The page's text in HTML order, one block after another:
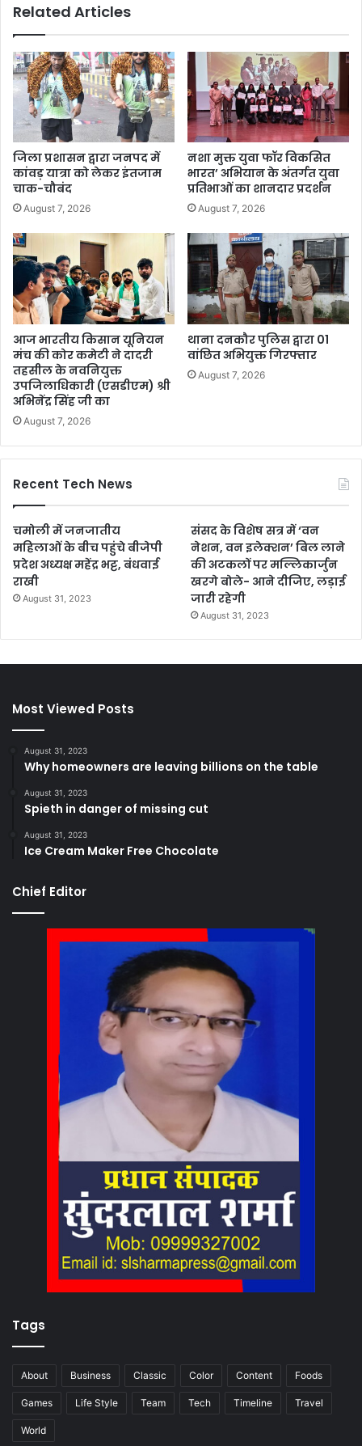
Related Articles
जिला प्रशासन द्वारा जनपद में
कांवड़ यात्रा को लेकर इंतजाम
चाक-चौबंद
August 7, 2026
नशा मुक्त युवा फॉर विकसित
भारत’ अभियान के अंतर्गत युवा
प्रतिभाओं का शानदार प्रदर्शन
August 7, 2026
आज भारतीय किसान यूनियन
मंच की कोर कमेटी ने दादरी
तहसील के नवनियुक्त
उपजिलाधिकारी (एसडीएम) श्री
अभिनेंद्र सिंह जी का
August 7, 2026
थाना दनकौर पुलिस द्वारा 01
वांछित अभियुक्त गिरफ्तार
August 7, 2026
Recent Tech News
चमोली में जनजातीय
महिलाओं के बीच पहुंचे बीजेपी
प्रदेश अध्यक्ष महेंद्र भट्ट, बंधवाई
राखी
August 31, 2023
संसद के विशेष सत्र में ‘वन
नेशन, वन इलेक्शन’ बिल लाने
की अटकलों पर मल्लिकार्जुन
खरगे बोले- आने दीजिए, लड़ाई
जारी रहेगी
August 31, 2023
Most Viewed Posts
August 31, 2023
Why homeowners are leaving billions on the table
August 31, 2023
Spieth in danger of missing cut
August 31, 2023
Ice Cream Maker Free Chocolate
Chief Editor
Tags
About Business Classic Color Content Foods
Games Life Style Team Tech Timeline Travel
World